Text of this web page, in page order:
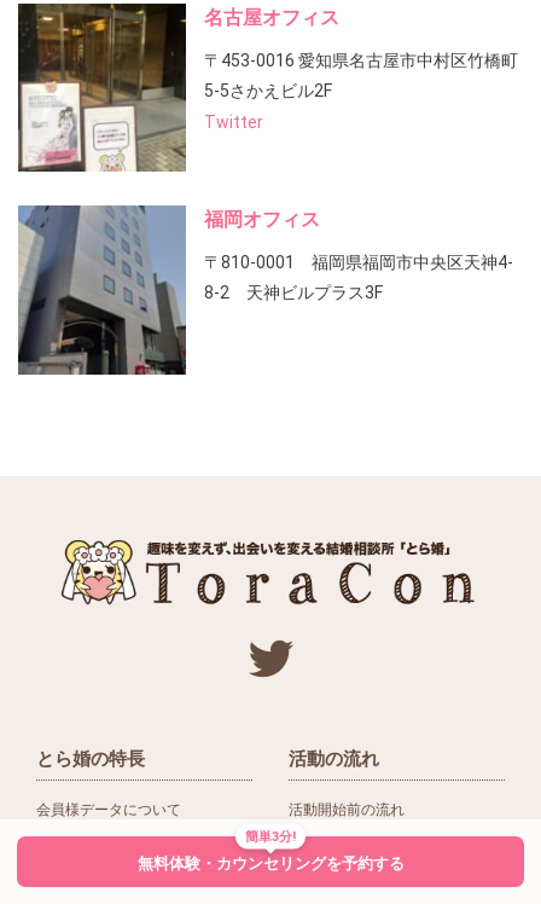
名古屋オフィス
〒453-0016 愛知県名古屋市中村区竹橋町
5-5さかえビル2F
Twitter
福岡オフィス
〒810-0001 福岡県福岡市中央区天神4-
8-2 天神ビルプラス3F
とら婚の特長
会員様データについて
活動の流れ
活動開始前の流れ
入会後の活動の流れ
簡単3分!
無料体験・カウンセリングを予約する